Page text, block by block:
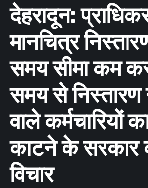
देहरादून:
मानचित्र
समय सीमा कम
समय से
वाले कर्मचारियों
काटने के सरकार
विचार